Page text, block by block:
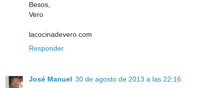
Besos,
Vero
lacocinadevero.com
Responder
José Manuel 30 de agosto de 2013 a las 22:16